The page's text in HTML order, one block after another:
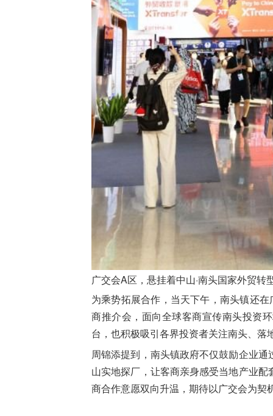
广交会A区，悬挂着中山·南头国家外贸
为乘势拓展合作，当天下午，南头镇还
商推介会，面向全球客商宣传南头投资
台，也积极吸引各界投资者关注南头、
周锦添提到，南头镇政府不仅鼓励企业
山实地探厂，让客商亲身感受当地产业
商合作意愿双向升温，期待以广交会为契